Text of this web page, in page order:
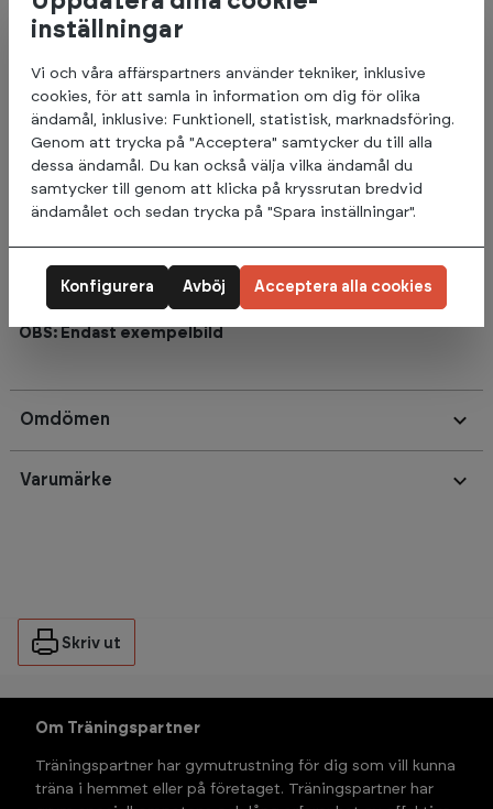
Finns i flera olika kg-varianter:
12 kg
15 kg
20 kg
25 kg
30 kg
35 kg
40 kg
50 kg
Priset anges för 1 st Slam ball.
OBS: Endast exempelbild
Omdömen
Varumärke
Skriv ut
Om Träningspartner
Träningspartner har gymutrustning för dig som vill kunna
träna i hemmet eller på företaget. Träningspartner har
inställningar
Vi och våra affärspartners använder tekniker, inklusive
cookies, för att samla in information om dig för olika
ändamål, inklusive: Funktionell, statistisk, marknadsföring.
Genom att trycka på "Acceptera" samtycker du till alla
dessa ändamål. Du kan också välja vilka ändamål du
samtycker till genom att klicka på kryssrutan bredvid
ändamålet och sedan trycka på "Spara inställningar".
Avböj
Konfigurera Acceptera alla cookies